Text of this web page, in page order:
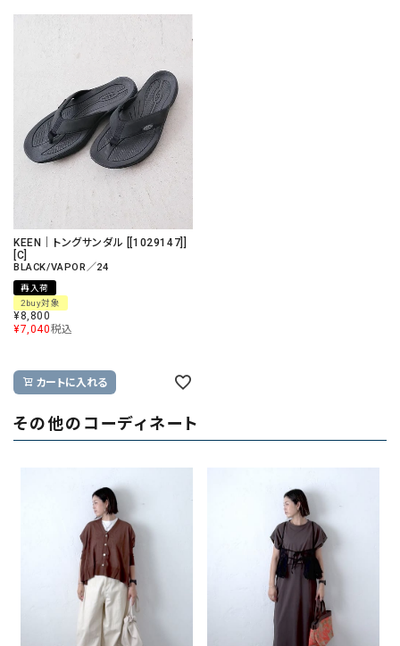
KEEN｜トングサンダル [[1029147]]
[C]
BLACK/VAPOR／24
再入荷
2buy対象
¥8,800
¥7,040税込
カートに入れる
その他のコーディネート